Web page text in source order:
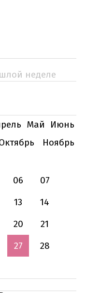
неделе
Май
Июнь
Ноябрь
06
07
13
14
20
21
27
28